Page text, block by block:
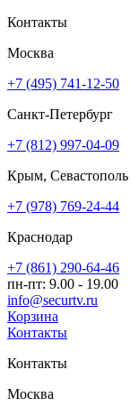
Контакты
Москва
+7 (495) 741-12-50
Санкт-Петербург
+7 (812) 997-04-09
Крым, Севастополь
+7 (978) 769-24-44
Краснодар
+7 (861) 290-64-46
пн-пт: 9.00 - 19.00
info@securtv.ru
Корзина
Контакты
Контакты
Москва